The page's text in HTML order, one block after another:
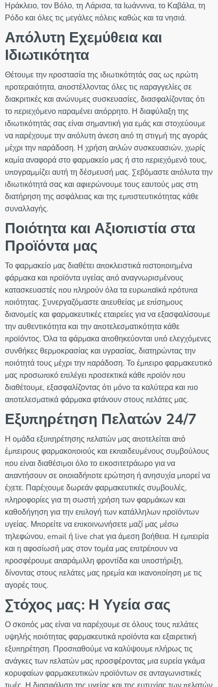
Ηράκλειο, τον Βόλο, τη Λάρισα, τα Ιωάννινα, το Καβάλα, τη
Ρόδο και όλες τις μεγάλες πόλεις καθώς και τα νησιά.
Απόλυτη Εχεμύθεια και
Ιδιωτικότητα
Θέτουμε την προστασία της ιδιωτικότητάς σας ως πρώτη
προτεραιότητα, αποστέλλοντας όλες τις παραγγελίες σε
διακριτικές και ανώνυμες συσκευασίες, διασφαλίζοντας ότι
το περιεχόμενο παραμένει απόρρητο. Η διαφύλαξη της
ιδιωτικότητάς σας είναι σημαντική για εμάς και στοχεύουμε
να παρέχουμε την απόλυτη άνεση από τη στιγμή της αγοράς
μέχρι την παράδοση. Η χρήση απλών συσκευασιών, χωρίς
καμία αναφορά στο φαρμακείο μας ή στο περιεχόμενό τους,
υπογραμμίζει αυτή τη δέσμευσή μας. Σεβόμαστε απόλυτα την
ιδιωτικότητά σας και αφιερώνουμε τους εαυτούς μας στη
διατήρηση της ασφάλειας και της εμπιστευτικότητας κάθε
συναλλαγής.
Ποιότητα και Αξιοπιστία στα
Προϊόντα μας
Το φαρμακείο μας διαθέτει αποκλειστικά πιστοποιημένα
φάρμακα και προϊόντα υγείας από αναγνωρισμένους
κατασκευαστές που πληρούν όλα τα ευρωπαϊκά πρότυπα
ποιότητας. Συνεργαζόμαστε απευθείας με επίσημους
διανομείς και φαρμακευτικές εταιρείες για να εξασφαλίσουμε
την αυθεντικότητα και την αποτελεσματικότητα κάθε
προϊόντος. Όλα τα φάρμακα αποθηκεύονται υπό ελεγχόμενες
συνθήκες θερμοκρασίας και υγρασίας, διατηρώντας την
ποιότητά τους μέχρι την παράδοση. Το έμπειρο φαρμακευτικό
μας προσωπικό επιλέγει προσεκτικά κάθε προϊόν που
διαθέτουμε, εξασφαλίζοντας ότι μόνο τα καλύτερα και πιο
αποτελεσματικά φάρμακα φτάνουν στους πελάτες μας.
Εξυπηρέτηση Πελατών 24/7
Η ομάδα εξυπηρέτησης πελατών μας αποτελείται από
έμπειρους φαρμακοποιούς και εκπαιδευμένους συμβούλους
που είναι διαθέσιμοι όλο το εικοσιτετράωρο για να
απαντήσουν σε οποιαδήποτε ερώτηση ή ανησυχία μπορεί να
έχετε. Παρέχουμε δωρεάν φαρμακευτικές συμβουλές,
πληροφορίες για τη σωστή χρήση των φαρμάκων και
καθοδήγηση για την επιλογή των κατάλληλων προϊόντων
υγείας. Μπορείτε να επικοινωνήσετε μαζί μας μέσω
τηλεφώνου, email ή live chat για άμεση βοήθεια. Η εμπειρία
και η αφοσίωσή μας στον τομέα μας επιτρέπουν να
προσφέρουμε απαράμιλλη φροντίδα και υποστήριξη,
δίνοντας στους πελάτες μας ηρεμία και ικανοποίηση με τις
αγορές τους.
Στόχος μας: Η Υγεία σας
Ο σκοπός μας είναι να παρέχουμε σε όλους τους πελάτες
υψηλής ποιότητας φαρμακευτικά προϊόντα και εξαιρετική
εξυπηρέτηση. Προσπαθούμε να καλύψουμε πλήρως τις
ανάγκες των πελατών μας προσφέροντας μια ευρεία γκάμα
κορυφαίων φαρμακευτικών προϊόντων σε ανταγωνιστικές